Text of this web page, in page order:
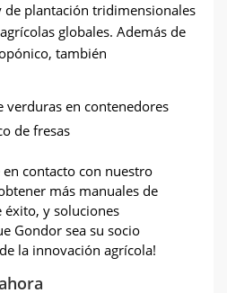
plantación tridimensionales
globales. Además de
también
verduras en contenedores
de fresas
contacto con nuestro
más manuales de
y soluciones
Gondor sea su socio
la innovación agrícola!